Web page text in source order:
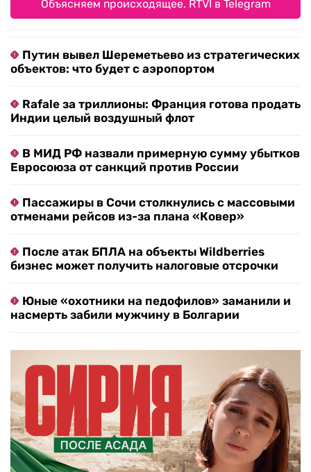
Объясняем происходящее. RTVI в Telegram
Путин вывел Шереметьево из стратегических
объектов: что будет с аэропортом
Rafale за триллионы: Франция готова продать
Индии целый воздушный флот
В МИД РФ назвали примерную сумму убытков
Евросоюза от санкций против России
Пассажиры в Сочи столкнулись с массовыми
отменами рейсов из-за плана «Ковер»
После атак БПЛА на объекты Wildberries
бизнес может получить налоговые отсрочки
Юные «охотники на педофилов» заманили и
насмерть забили мужчину в Болгарии